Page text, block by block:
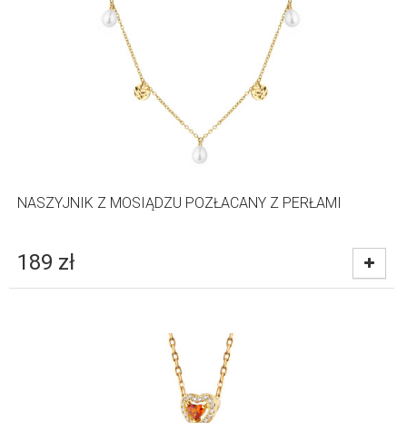
NASZYJNIK Z MOSIĄDZU POZŁACANY Z PERŁAMI
189 zł